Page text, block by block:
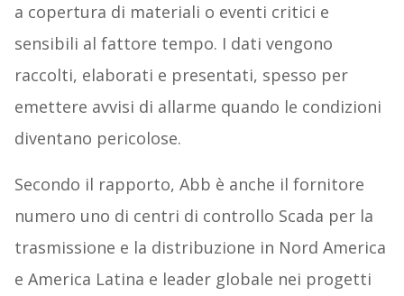
a copertura di materiali o eventi critici e
sensibili al fattore tempo. I dati vengono
raccolti, elaborati e presentati, spesso per
emettere avvisi di allarme quando le condizioni
diventano pericolose.
Secondo il rapporto, Abb è anche il fornitore
numero uno di centri di controllo Scada per la
trasmissione e la distribuzione in Nord America
e America Latina e leader globale nei progetti